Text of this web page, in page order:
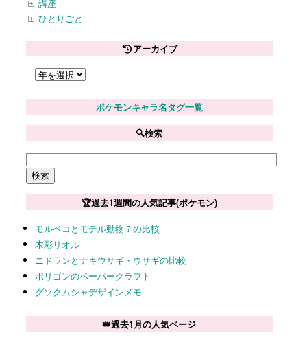
講座
ひとりごと
アーカイブ
ポケモンキャラ名タグ一覧
🔍検索
🏆過去1週間の人気記事(ポケモン)
モルペコとモデル動物？の比較
木彫リオル
ニドランとナキウサギ・ウサギの比較
ポリゴンのペーパークラフト
グソクムシャデザインメモ
👑過去1月の人気ページ